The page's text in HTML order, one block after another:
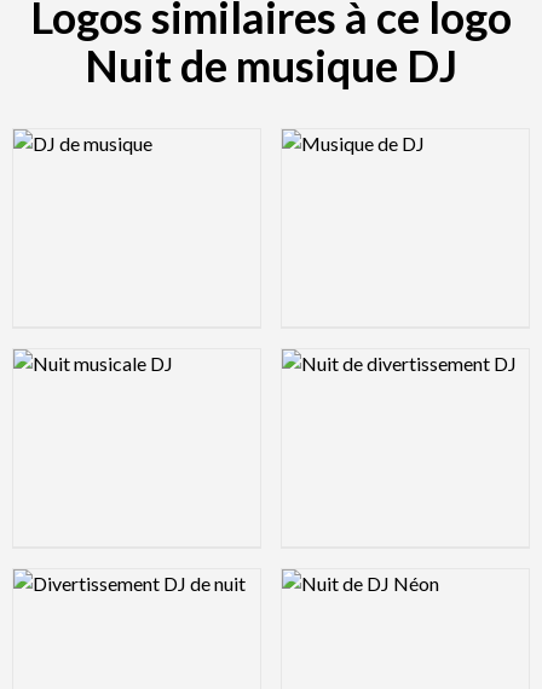
Logos similaires à ce logo
Nuit de musique DJ
Logo Preview Image Logo Preview Image
Logo Preview Image Logo Preview Image
Logo Preview Image Logo Preview Image